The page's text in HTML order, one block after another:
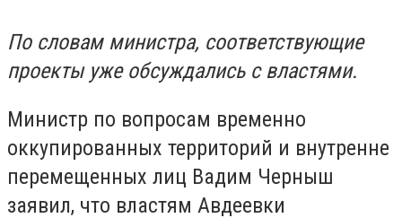
По словам министра, соответствующие
проекты уже обсуждались с властями.
Министр по вопросам временно
оккупированных территорий и внутренне
перемещенных лиц Вадим Черныш
заявил, что властям Авдеевки